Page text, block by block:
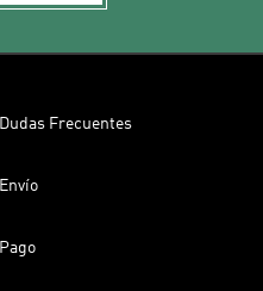
Dudas Frecuentes
Envío
Pago